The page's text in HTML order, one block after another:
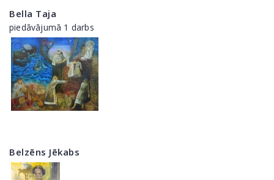
Bella Taja
piedāvājumā 1 darbs
Belzēns Jēkabs